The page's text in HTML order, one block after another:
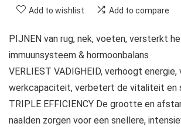
Add to wishlist Add to compare
PIJNEN van rug, nek, voeten, versterkt
immuunsysteem & hormoonbalans
VERLIEST VADIGHEID, verhoogt
werkcapaciteit, verbetert de vitaliteit en
TRIPLE EFFICIENCY De grootte en
naalden zorgen voor een snellere,